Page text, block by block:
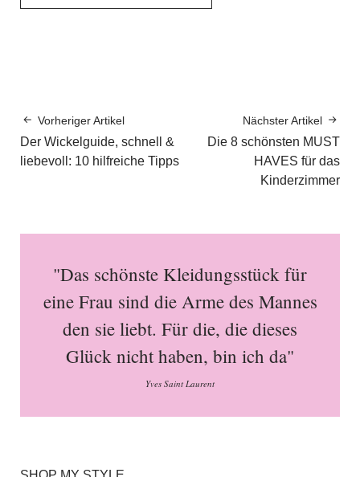
Vorheriger Artikel
Der Wickelguide, schnell &
liebevoll: 10 hilfreiche Tipps
Nächster Artikel
Die 8 schönsten MUST
HAVES für das
Kinderzimmer
"Das schönste Kleidungsstück für
eine Frau sind die Arme des Mannes
den sie liebt. Für die, die dieses
Glück nicht haben, bin ich da"
Yves Saint Laurent